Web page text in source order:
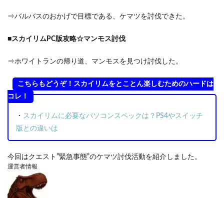
⇒バルバスのおかげで目標である、ケマツを討伐できた。
■スカイリムPC版攻略☆マンモス討伐
⇒ホワイトランの帰り道、マンモスを見つけ討伐した。
こちらもどうぞ！スカイリムをとことん楽しむためのハードは
コレ！
・ スカイリムに必要なパソコンスペックは？PS4やスイッチ
版との違いは
今回はクエスト”緊急事態”のケマツ討伐活動を紹介しました。
運営者情報